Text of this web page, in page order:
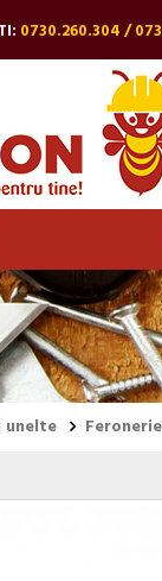
0730.260.304 /
unelte